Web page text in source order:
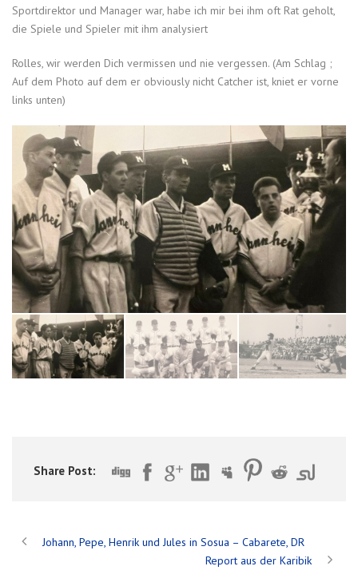
Sportdirektor und Manager war, habe ich mir bei ihm oft Rat geholt,
die Spiele und Spieler mit ihm analysiert
Rolles, wir werden Dich vermissen und nie vergessen. (Am Schlag ;
Auf dem Photo auf dem er obviously nicht Catcher ist, kniet er vorne
links unten)
Share Post:
Johann, Pepe, Henrik und Jules in Sosua – Cabarete, DR
Report aus der Karibik